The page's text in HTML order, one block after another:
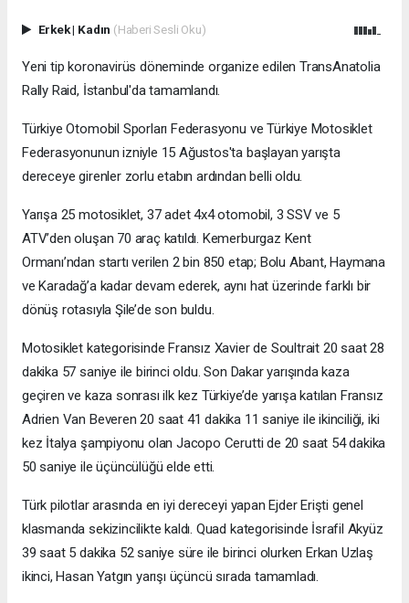
Erkek| Kadın (Haberi Sesli Oku)
Yeni tip koronavirüs döneminde organize edilen TransAnatolia
Rally Raid, İstanbul'da tamamlandı.
Türkiye Otomobil Sporları Federasyonu ve Türkiye Motosiklet
Federasyonunun izniyle 15 Ağustos'ta başlayan yarışta
dereceye girenler zorlu etabın ardından belli oldu.
Yarışa 25 motosiklet, 37 adet 4x4 otomobil, 3 SSV ve 5
ATV’den oluşan 70 araç katıldı. Kemerburgaz Kent
Ormanı’ndan startı verilen 2 bin 850 etap; Bolu Abant, Haymana
ve Karadağ’a kadar devam ederek, aynı hat üzerinde farklı bir
dönüş rotasıyla Şile’de son buldu.
Motosiklet kategorisinde Fransız Xavier de Soultrait 20 saat 28
dakika 57 saniye ile birinci oldu. Son Dakar yarışında kaza
geçiren ve kaza sonrası ilk kez Türkiye’de yarışa katılan Fransız
Adrien Van Beveren 20 saat 41 dakika 11 saniye ile ikinciliği, iki
kez İtalya şampiyonu olan Jacopo Cerutti de 20 saat 54 dakika
50 saniye ile üçüncülüğü elde etti.
Türk pilotlar arasında en iyi dereceyi yapan Ejder Erişti genel
klasmanda sekizincilikte kaldı. Quad kategorisinde İsrafil Akyüz
39 saat 5 dakika 52 saniye süre ile birinci olurken Erkan Uzlaş
ikinci, Hasan Yatgın yarışı üçüncü sırada tamamladı.